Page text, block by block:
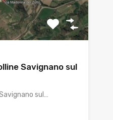
Savignano sul
sul…